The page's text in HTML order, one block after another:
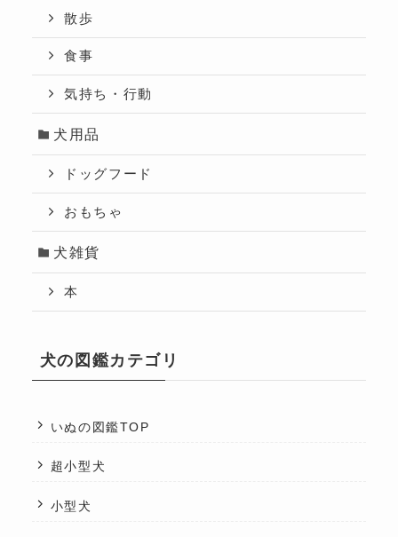
散歩
食事
気持ち・行動
犬用品
ドッグフード
おもちゃ
犬雑貨
本
犬の図鑑カテゴリ
いぬの図鑑TOP
超小型犬
小型犬